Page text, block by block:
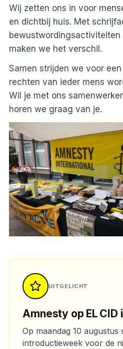
Wij zetten ons in voor
en dichtbij huis. Met
bewustwordingsactiviteiten
maken we het verschil.
Samen strijden we voor
rechten van ieder mens
Wil je met ons
horen we graag van je.
UITGELICHT
Amnesty op EL
Op maandag 10 augustus
introductieweek voor de